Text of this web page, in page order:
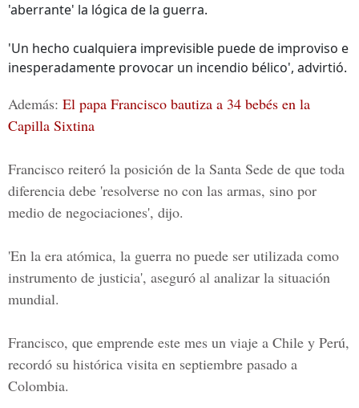
'aberrante' la lógica de la guerra.
'Un hecho cualquiera imprevisible puede de improviso e
inesperadamente provocar un incendio bélico', advirtió.
Además: El papa Francisco bautiza a 34 bebés en la
Capilla Sixtina
Francisco reiteró la posición de la Santa Sede de que toda
diferencia debe 'resolverse no con las armas, sino por
medio de negociaciones', dijo.
'En la era atómica, la guerra no puede ser utilizada como
instrumento de justicia', aseguró al analizar la situación
mundial.
Francisco, que emprende este mes un viaje a Chile y Perú,
recordó su histórica visita en septiembre pasado a
Colombia.